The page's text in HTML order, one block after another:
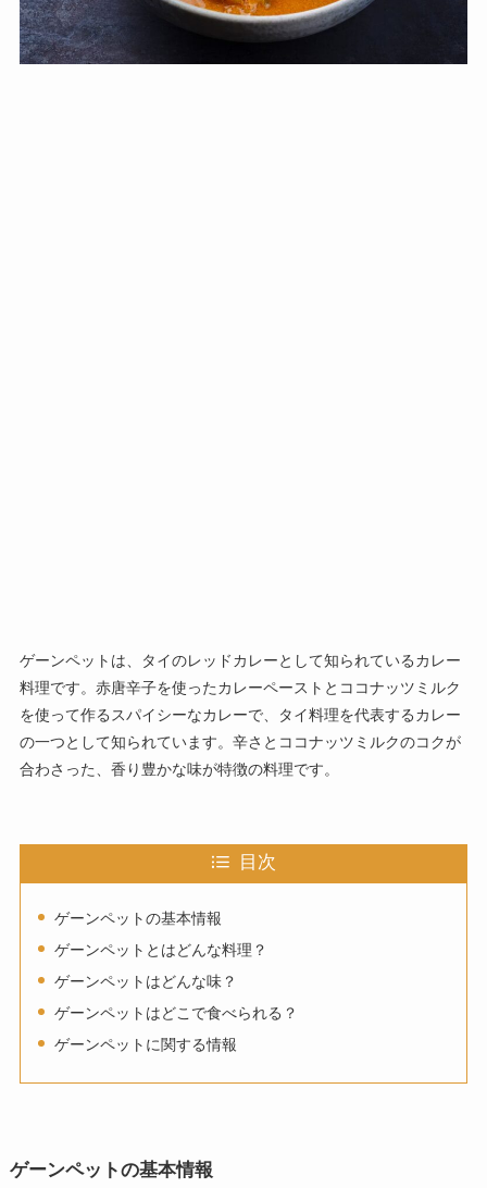
ゲーンペットは、タイのレッドカレーとして知られているカレー
料理です。赤唐辛子を使ったカレーペーストとココナッツミルク
を使って作るスパイシーなカレーで、タイ料理を代表するカレー
の一つとして知られています。辛さとココナッツミルクのコクが
合わさった、香り豊かな味が特徴の料理です。
目次
ゲーンペットの基本情報
ゲーンペットとはどんな料理？
ゲーンペットはどんな味？
ゲーンペットはどこで食べられる？
ゲーンペットに関する情報
ゲーンペットの基本情報